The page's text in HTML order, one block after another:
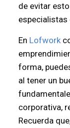
de evitar
especialistas
En Lofwork
forma,
al tener un
corporativa,
Recuerda